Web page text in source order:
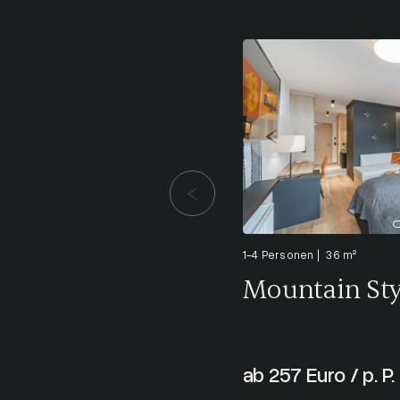
1-4 Personen 36 m²
Mountain
ab 257 Euro / p. P.